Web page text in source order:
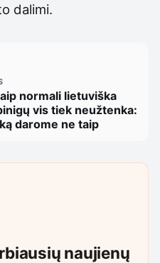
dalimi.
normali lietuviška
vis tiek neužtenka:
darome ne taip
naujienų